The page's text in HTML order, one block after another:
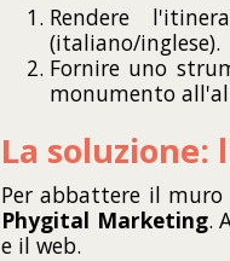
Rendere
(italiano/inglese).
Fornire uno
monumento
La
Per abbattere il
Phygital Marketing.
e il web.